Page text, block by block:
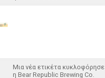
Μια νέα ετικέτα κυκλοφόρησε
η Bear Republic Brewing Co.